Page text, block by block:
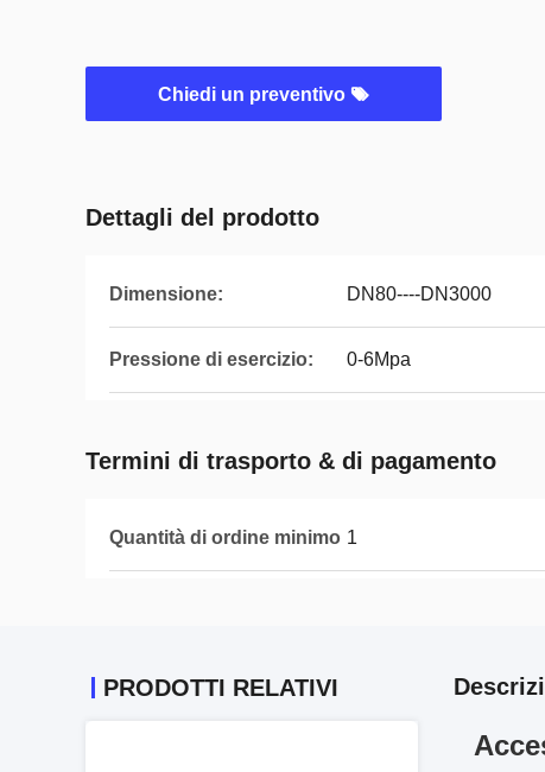
Chiedi un preventivo
Dettagli del prodotto
Dimensione: DN80----DN3000
Pressione di esercizio: 0-6Mpa
Termini di trasporto & di pagamento
Quantità di ordine minimo 1
PRODOTTI RELATIVI